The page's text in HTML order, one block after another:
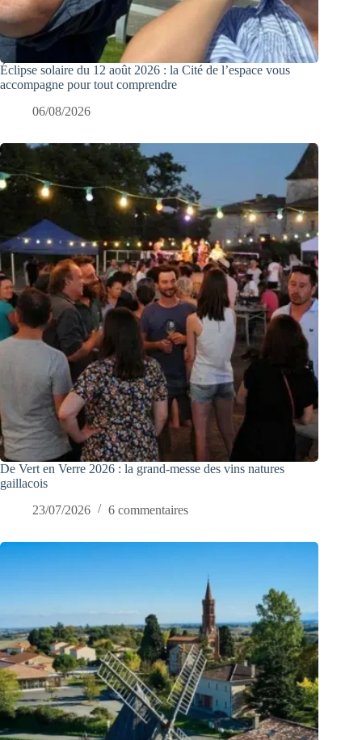
Éclipse solaire du 12 août 2026 : la Cité de l’espace vous
accompagne pour tout comprendre
06/08/2026
De Vert en Verre 2026 : la grand-messe des vins natures
gaillacois
23/07/2026
6 commentaires